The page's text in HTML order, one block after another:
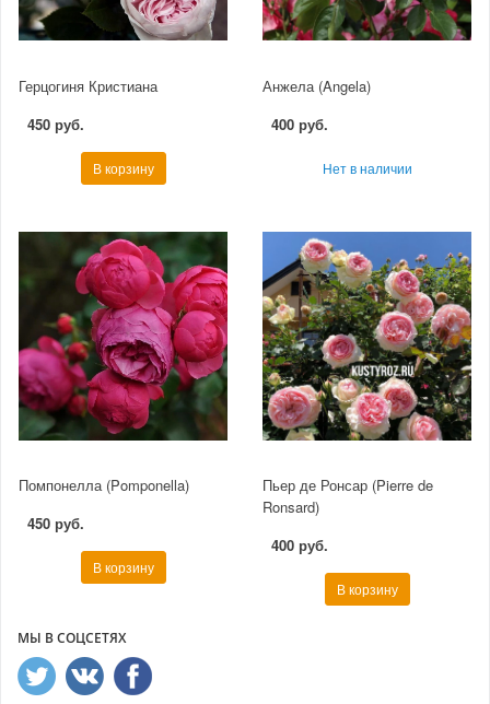
Герцогиня Кристиана
450 руб.
В корзину
Анжела (Angela)
400 руб.
Нет в наличии
Помпонелла (Pomponella)
450 руб.
В корзину
Пьер де Ронсар (Pierre de
Ronsard)
400 руб.
В корзину
МЫ В СОЦСЕТЯХ